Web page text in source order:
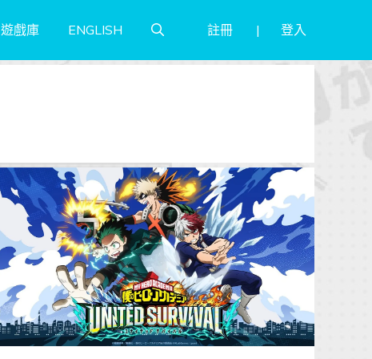
遊戲庫 ENGLISH 註冊 登入